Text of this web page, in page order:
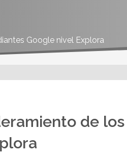
Google nivel Explora
de los